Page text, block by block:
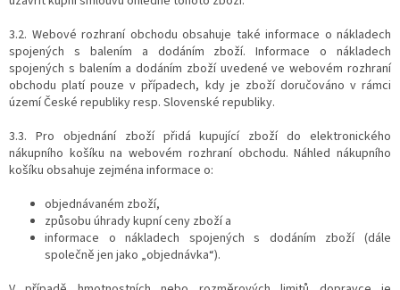
3.2. Webové rozhraní obchodu obsahuje také informace o nákladech
spojených s balením a dodáním zboží. Informace o nákladech
spojených s balením a dodáním zboží uvedené ve webovém rozhraní
obchodu platí pouze v případech, kdy je zboží doručováno v rámci
území České republiky resp. Slovenské republiky.
3.3. Pro objednání zboží přidá kupující zboží do elektronického
nákupního košíku na webovém rozhraní obchodu. Náhled nákupního
košíku obsahuje zejména informace o:
objednávaném zboží,
způsobu úhrady kupní ceny zboží a
informace o nákladech spojených s dodáním zboží (dále
společně jen jako „objednávka“).